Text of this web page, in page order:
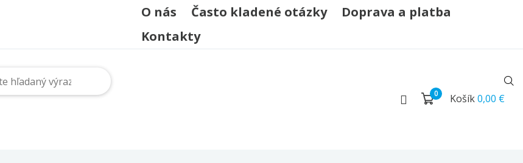
O nás Často kladené otázky
Doprava a platba
Kontakty
0 Košík0,00 €